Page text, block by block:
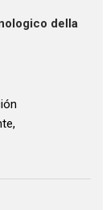
della